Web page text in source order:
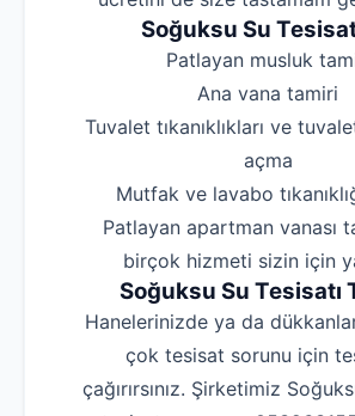
Soğuksu Su
‌Patlayan musluk
‌Ana vana tamiri
‌Tuvalet tıkanıklıkları ve tuvalet
açma
‌Mutfak ve lavabo
‌Patlayan apartman vanası
birçok hizmeti sizin için
Soğuksu Su Tesisatı
Hanelerinizde ya da
çok tesisat sorunu için
çağırırsınız. Şirketimiz